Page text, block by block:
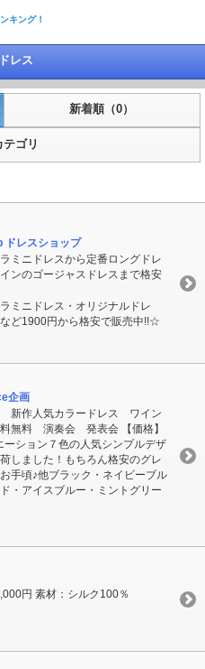
キング！
レス
新着順（0）
テゴリ
レスショップ
ミニドレスから定番ロングドレ
ンのゴージャスドレスまで格安
ミニドレス・オリジナルドレ
ど1900円から格安で販売中!!☆
企画
新作人気カラードレス ワイン
無料 演奏会 発表会 【価格】
ーション７色の人気シンプルデザ
しました！もちろん格安のグレ
手頃♪他ブラック・ネイビーブル
・アイスブルー・ミントグリー
11,000円 素材：シルク100％